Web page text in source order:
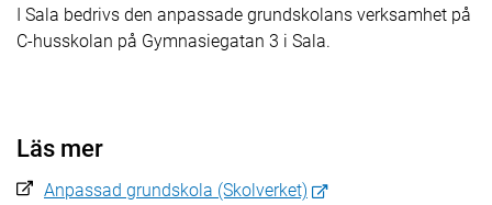
I Sala bedrivs den anpassade grundskolans verksamhet på
C-husskolan på Gymnasiegatan 3 i Sala.
Läs mer
Anpassad grundskola (Skolverket)